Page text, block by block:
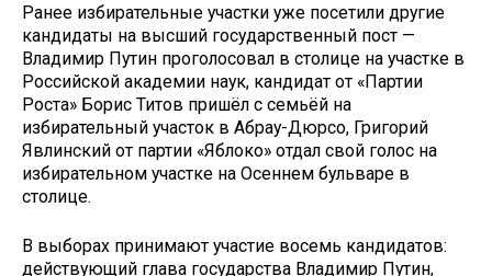
Ранее избирательные участки уже посетили другие
кандидаты на высший государственный пост —
Владимир Путин проголосовал в столице на участке в
Российской академии наук, кандидат от «Партии
Роста» Борис Титов пришёл с семьёй на
избирательный участок в Абрау-Дюрсо, Григорий
Явлинский от партии «Яблоко» отдал свой голос на
избирательном участке на Осеннем бульваре в
столице.
В выборах принимают участие восемь кандидатов:
действующий глава государства Владимир Путин,